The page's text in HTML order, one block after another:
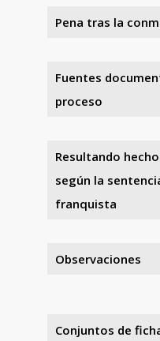
Pena tras la
Fuentes
proceso
Resultando
según la
franquista
Observaciones
Conjuntos de